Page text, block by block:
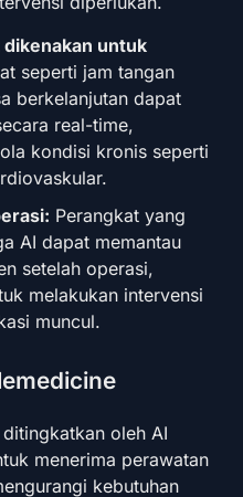
untuk
seperti jam tangan
berkelanjutan dapat
real-time,
kondisi kronis seperti
Perangkat yang
AI dapat memantau
setelah operasi,
melakukan intervensi
muncul.
oleh AI
menerima perawatan
kebutuhan